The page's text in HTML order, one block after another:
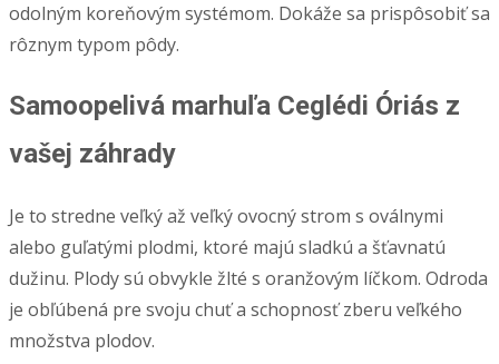
odolným koreňovým systémom. Dokáže sa prispôsobiť sa
rôznym typom pôdy.
Samoopelivá marhuľa Ceglédi Óriás z
vašej záhrady
Je to stredne veľký až veľký ovocný strom s oválnymi
alebo guľatými plodmi, ktoré majú sladkú a šťavnatú
dužinu. Plody sú obvykle žlté s oranžovým líčkom. Odroda
je obľúbená pre svoju chuť a schopnosť zberu veľkého
množstva plodov.